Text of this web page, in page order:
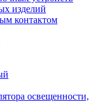
изделий
контактом
освещенности,